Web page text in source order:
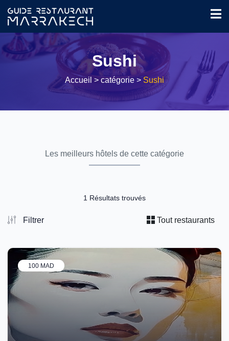
Sushi
Accueil > catégorie > Sushi
Les meilleurs hôtels de cette catégorie
1 Résultats trouvés
Filtrer Tout restaurants
100 MAD